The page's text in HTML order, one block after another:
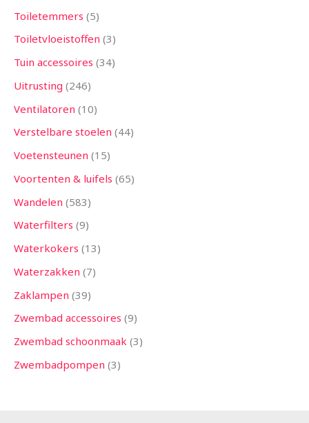
Toiletemmers 5
Toiletvloeistoffen 3
Tuin accessoires 34
Uitrusting 246
Ventilatoren 10
Verstelbare stoelen 44
Voetensteunen 15
Voortenten & luifels 65
Wandelen 583
Waterfilters 9
Waterkokers 13
Waterzakken 7
Zaklampen 39
Zwembad accessoires 9
Zwembad schoonmaak 3
Zwembadpompen 3